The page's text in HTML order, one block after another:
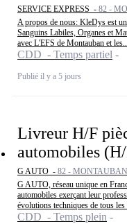
SERVICE EXPRESS - 82 -
A propos de nous: KleDys est
Sanguins Labiles, Organes et
avec L'EFS de Montauban et
CDD - Temps partiel
Publié il y a 5 jours
Livreur H/F
automobiles
G AUTO - 82 - MONTAUBAN
G AUTO, réseau unique en
automobiles exerçant leur
évolutions techniques de tous les
CDD - Temps plein